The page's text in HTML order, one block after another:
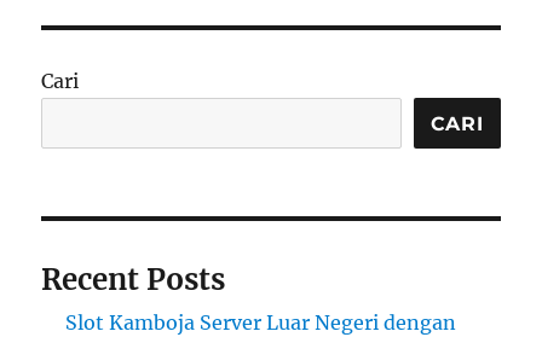
Cari
CARI
Recent Posts
Slot Kamboja Server Luar Negeri dengan